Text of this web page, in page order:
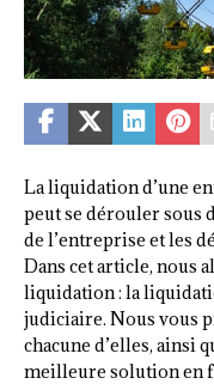
La liquidation d’une
peut se dérouler sous
de l’entreprise et les
Dans cet article, nous
liquidation : la
judiciaire. Nous vous
chacune d’elles, ainsi
meilleure solution en